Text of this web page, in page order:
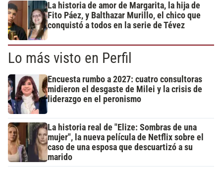
La historia de amor de Margarita, la hija de
Fito Páez, y Balthazar Murillo, el chico que
conquistó a todos en la serie de Tévez
Lo más visto en Perfil
Encuesta rumbo a 2027: cuatro consultoras
midieron el desgaste de Milei y la crisis de
liderazgo en el peronismo
La historia real de "Elize: Sombras de una
mujer", la nueva película de Netflix sobre el
caso de una esposa que descuartizó a su
marido